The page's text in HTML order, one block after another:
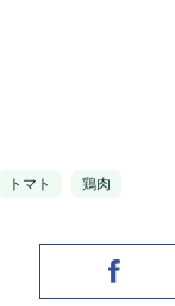
トマト
鶏肉